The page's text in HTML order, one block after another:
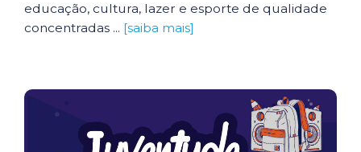
educação, cultura, lazer e esporte de qualidade
concentradas ... [saiba mais]